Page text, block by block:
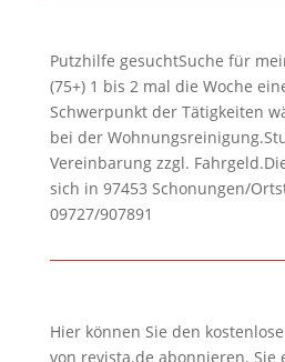
Putzhilfe gesuchtSuche für
(75+) 1 bis 2 mal die Woche
Schwerpunkt der Tätigkeiten
bei der
Vereinbarung zzgl.
sich in 97453 Schonungen/
09727/907891
Hier können Sie den
von revista.de abonnieren. Sie